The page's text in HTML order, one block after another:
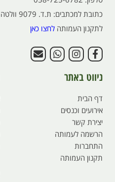
כתובת למכתבים: ת.ד. 9079 וולטה העלית 1 ירושלים
לתקנון העמותה לחצו כאן
ניווט באתר
דף הבית
אירועים וכנסים
יצירת קשר
הרשמה לעמותה
התחברות
תקנון העמותה